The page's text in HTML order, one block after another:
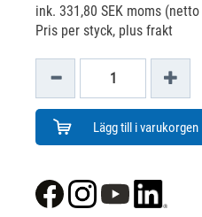
ink. 331,80 SEK moms (netto
Pris per styck, plus frakt
Lägg till i varukorgen